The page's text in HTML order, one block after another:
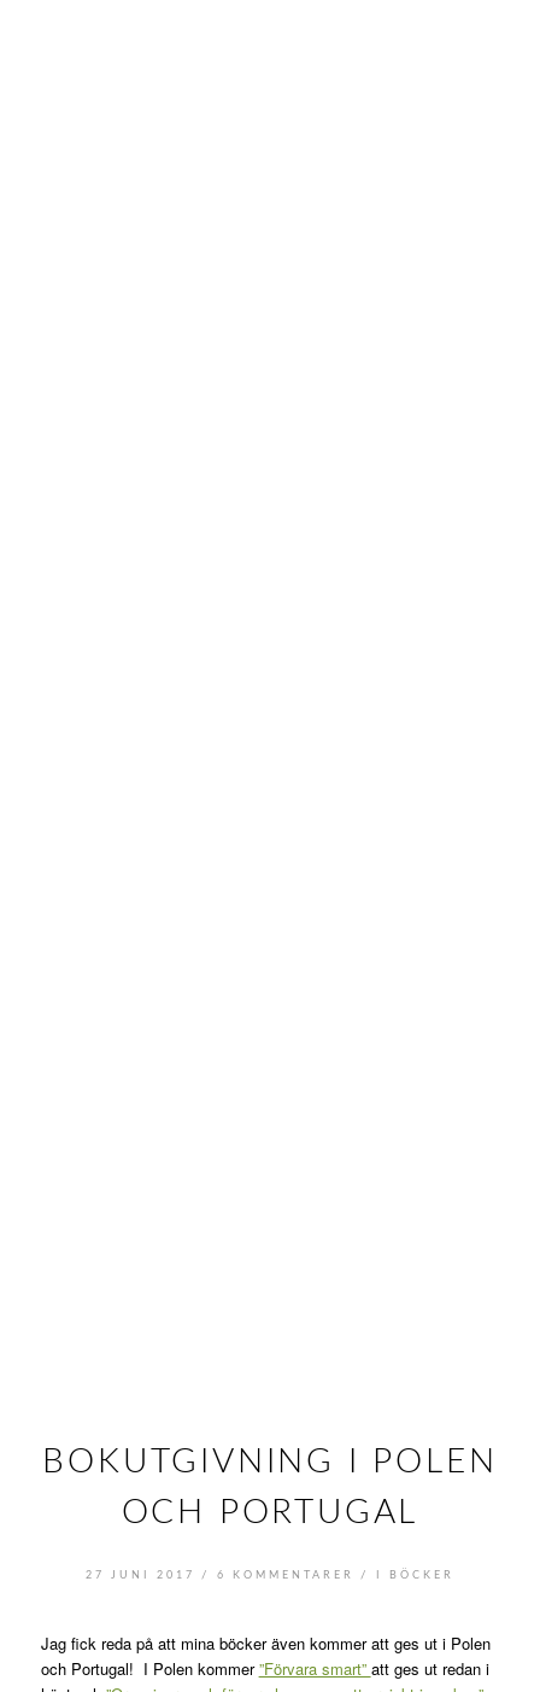
BOKUTGIVNING I POLEN
OCH PORTUGAL
27 JUNI 2017 / 6 KOMMENTARER / BÖCKER
Jag fick reda på att mina böcker även kommer att ges ut i Polen
och Portugal! I Polen kommer”Förvara smart” att ges ut redan i